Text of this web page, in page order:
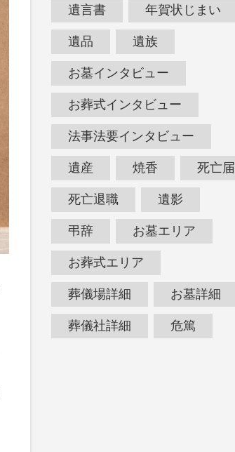
遺言書 年賀状じまい
遺品 遺族
お墓インタビュー
お葬式インタビュー
法事法要インタビュー
遺産 焼香 死亡届
死亡退職 遺影
弔辞 お墓エリア
お葬式エリア
葬儀場詳細 お墓詳細
葬儀社詳細 危篤